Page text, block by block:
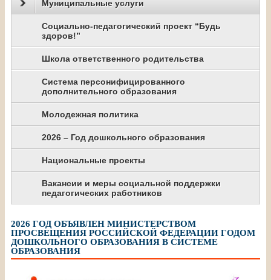
Муниципальные услуги
Социально-педагогический проект “Будь
здоров!”
Школа ответственного родительства
Система персонифицированного
дополнительного образования
Молодежная политика
2026 – Год дошкольного образования
Национальные проекты
Вакансии и меры социальной поддержки
педагогических работников
2026 ГОД ОБЪЯВЛЕН МИНИСТЕРСТВОМ
ПРОСВЕЩЕНИЯ РОССИЙСКОЙ ФЕДЕРАЦИИ ГОДОМ
ДОШКОЛЬНОГО ОБРАЗОВАНИЯ В СИСТЕМЕ
ОБРАЗОВАНИЯ